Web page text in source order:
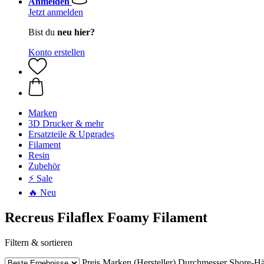
Jetzt anmelden
Bist du neu hier?
Konto erstellen
Marken
3D Drucker & mehr
Ersatzteile & Upgrades
Filament
Resin
Zubehör
⚡ Sale
🔥 Neu
Recreus Filaflex Foamy Filament
Filtern & sortieren